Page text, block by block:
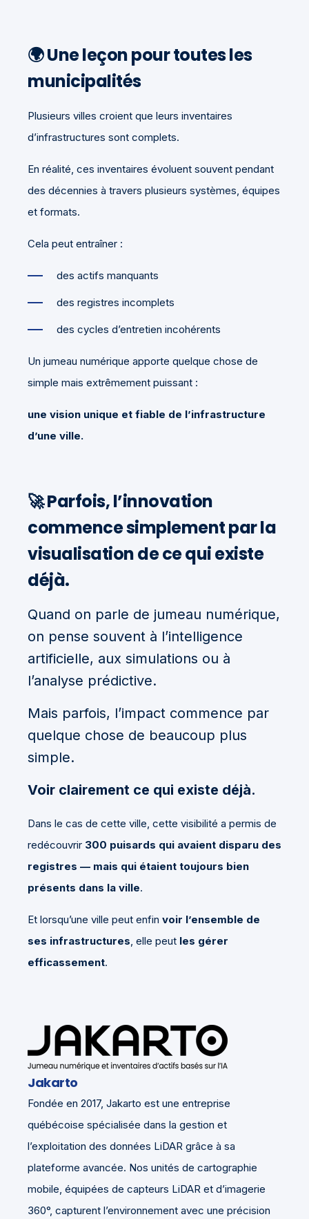
🌍 Une leçon pour toutes les
municipalités
Plusieurs villes croient que leurs inventaires
d’infrastructures sont complets.
En réalité, ces inventaires évoluent souvent pendant
des décennies à travers plusieurs systèmes, équipes
et formats.
Cela peut entraîner :
des actifs manquants
des registres incomplets
des cycles d’entretien incohérents
Un jumeau numérique apporte quelque chose de
simple mais extrêmement puissant :
une vision unique et fiable de l’infrastructure
d’une ville.
🚀Parfois, l’innovation
commence simplement par la
visualisation de ce qui existe
déjà.
Quand on parle de jumeau numérique,
on pense souvent à l’intelligence
artificielle, aux simulations ou à
l’analyse prédictive.
Mais parfois, l’impact commence par
quelque chose de beaucoup plus
simple.
Voir clairement ce qui existe déjà.
Dans le cas de cette ville, cette visibilité a permis de
redécouvrir 300 puisards qui avaient disparu des
registres — mais qui étaient toujours bien
présents dans la ville.
Et lorsqu’une ville peut enfin voir l’ensemble de
ses infrastructures, elle peut les gérer
efficassement.
Jakarto
Fondée en 2017, Jakarto est une entreprise
québécoise spécialisée dans la gestion et
l’exploitation des données LiDAR grâce à sa
plateforme avancée. Nos unités de cartographie
mobile, équipées de capteurs LiDAR et d’imagerie
360°, capturent l’environnement avec une précision